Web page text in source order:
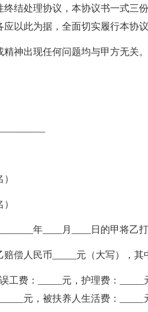
终结处理协议，本协议书一式三
以此为据，全面切实履行本协
神出现任何问题均与甲方无关。
年____月____日的甲将乙
偿人民币_____元（大写），其
工费：_____元，护理费：
元，被扶养人生活费：_____